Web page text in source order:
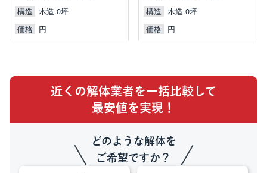
構造 木造 0坪
価格 円
構造 木造 0坪
価格 円
近くの解体業者を一括比較して
最安値を実現！
どのような解体を
ご希望ですか？